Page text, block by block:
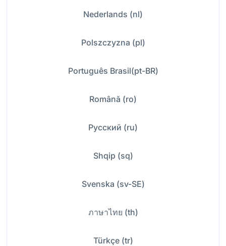
Nederlands (nl)
Polszczyzna (pl)
Português Brasil(pt-BR)
Română (ro)
Русский (ru)
Shqip (sq)
Svenska (sv-SE)
ภาษาไทย (th)
Türkçe (tr)